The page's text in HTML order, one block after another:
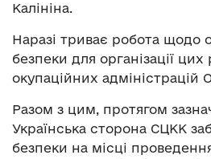
Калініна.
Наразі триває робота щодо
безпеки для організації цих
окупаційних адміністрацій
Разом з цим, протягом
Українська сторона СЦКК
безпеки на місці